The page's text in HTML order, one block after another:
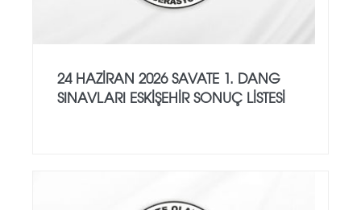
24 HAZİRAN 2026 SAVATE 1. DANG
SINAVLARI ESKİŞEHİR SONUÇ LİSTESİ